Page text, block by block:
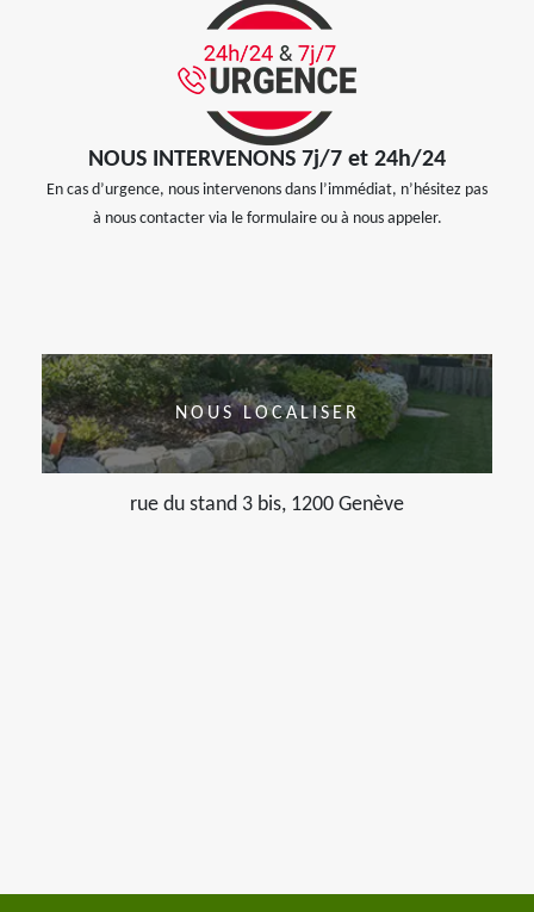
NOUS INTERVENONS 7j/7 et 24h/24
En cas d’urgence, nous intervenons dans l’immédiat, n’hésitez pas
à nous contacter via le formulaire ou à nous appeler.
NOUS LOCALISER
rue du stand 3 bis, 1200 Genève